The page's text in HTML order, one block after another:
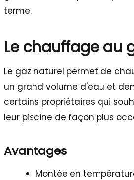
terme.
Le chauffage au
Le gaz naturel permet de
un grand volume d'eau et
certains propriétaires qui
leur piscine de façon plus
Avantages
Montée en